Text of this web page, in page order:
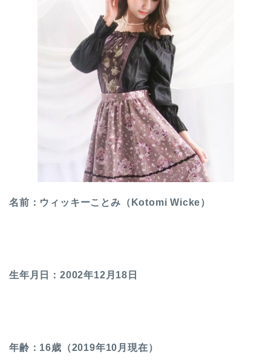
名前：ウィッキーことみ（Kotomi Wicke）
生年月日：2002年12月18日
年齢：16歳（2019年10月現在）